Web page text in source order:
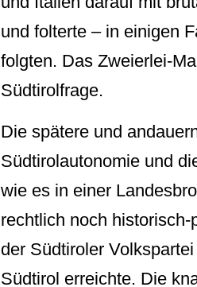
und folterte – in einigen
folgten. Das Zweierlei-
Südtirolfrage.
Die spätere und
Südtirolautonomie und
wie es in einer
rechtlich noch
der Südtiroler
Südtirol erreichte. Die